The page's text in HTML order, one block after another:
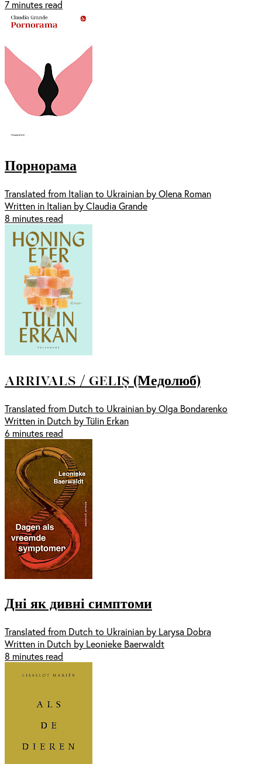
7 minutes read
Порнорама
Translated from Italian to Ukrainian by Olena Roman
Written in Italian by Claudia Grande
8 minutes read
ARRIVALS / GELIȘ (Медолюб)
Translated from Dutch to Ukrainian by Olga Bondarenko
Written in Dutch by Tülin Erkan
6 minutes read
Дні як дивні симптоми
Translated from Dutch to Ukrainian by Larysa Dobra
Written in Dutch by Leonieke Baerwaldt
8 minutes read